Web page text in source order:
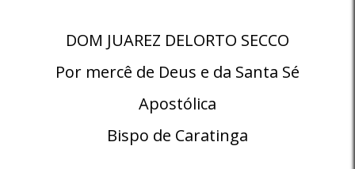
DOM JUAREZ DELORTO SECCO
Por mercê de Deus e da Santa Sé
Apostólica
Bispo de Caratinga